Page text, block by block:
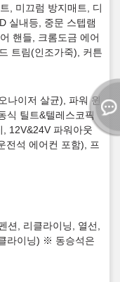
, 미끄럼 방지매트, 디
실내등, 중문 스텝램
핸들, 크롬도금 에어
트림(인조가죽), 커튼
나이저 살균), 파워 윈
식 틸트&텔레스코픽
12V&24V 파워아웃
전석 에어컨 포함), 프
션, 리클라이닝, 열선,
라이닝) ※ 동승석은